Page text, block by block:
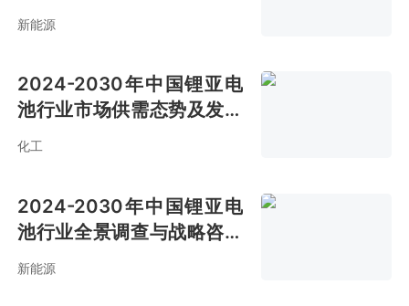
研究报告
新能源
2024-2030年中国锂亚电
池行业市场供需态势及发展
化工
2024-2030年中国锂亚电
池行业全景调查与战略咨询
报告
新能源